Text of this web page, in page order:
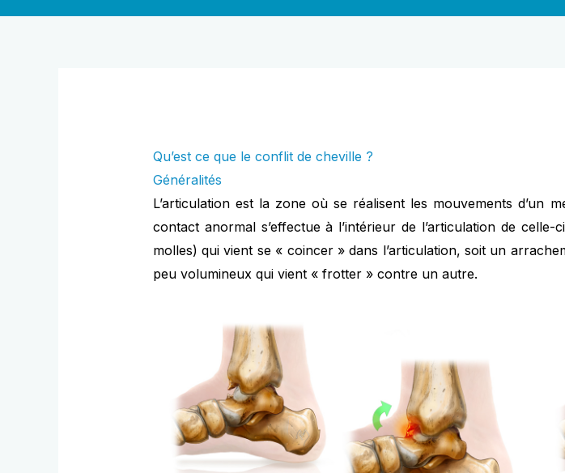
Qu’est ce que le conflit de cheville ?
Généralités
L’articulation est la zone où se réalisent les mouvements d’un
contact anormal s’effectue à l’intérieur de l’articulation de
molles) qui vient se « coincer » dans l’articulation, soit un
peu volumineux qui vient « frotter » contre un autre.